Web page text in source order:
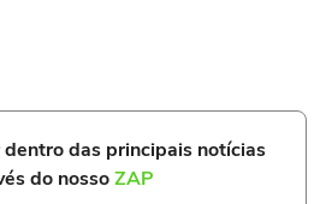
das principais notícias
do nossoZAP